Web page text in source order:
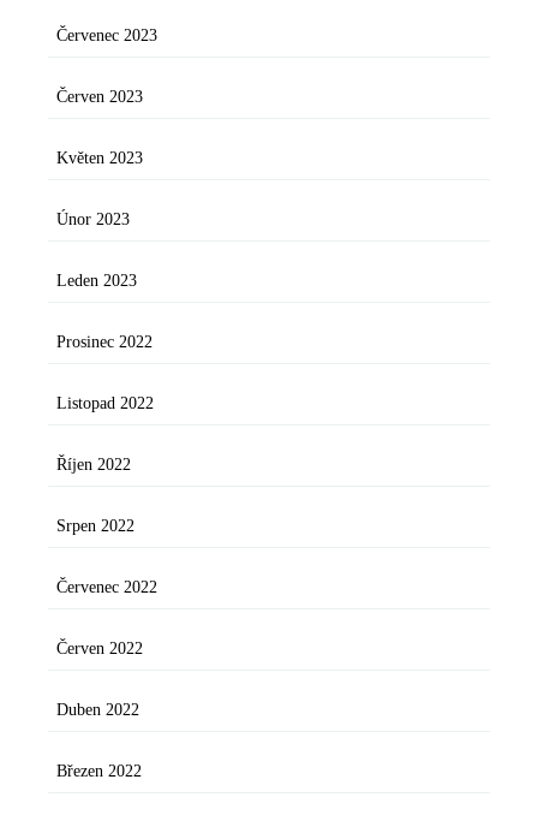
Červenec 2023
Červen 2023
Květen 2023
Únor 2023
Leden 2023
Prosinec 2022
Listopad 2022
Říjen 2022
Srpen 2022
Červenec 2022
Červen 2022
Duben 2022
Březen 2022